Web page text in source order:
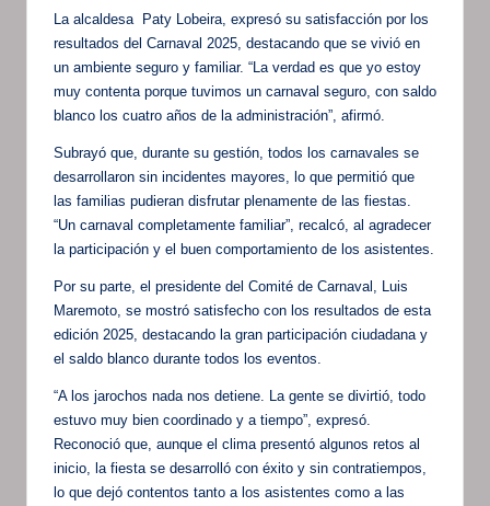
La alcaldesa Paty Lobeira, expresó su satisfacción por los
resultados del Carnaval 2025, destacando que se vivió en
un ambiente seguro y familiar. “La verdad es que yo estoy
muy contenta porque tuvimos un carnaval seguro, con saldo
blanco los cuatro años de la administración”, afirmó.
Subrayó que, durante su gestión, todos los carnavales se
desarrollaron sin incidentes mayores, lo que permitió que
las familias pudieran disfrutar plenamente de las fiestas.
“Un carnaval completamente familiar”, recalcó, al agradecer
la participación y el buen comportamiento de los asistentes.
Por su parte, el presidente del Comité de Carnaval, Luis
Maremoto, se mostró satisfecho con los resultados de esta
edición 2025, destacando la gran participación ciudadana y
el saldo blanco durante todos los eventos.
“A los jarochos nada nos detiene. La gente se divirtió, todo
estuvo muy bien coordinado y a tiempo”, expresó.
Reconoció que, aunque el clima presentó algunos retos al
inicio, la fiesta se desarrolló con éxito y sin contratiempos,
lo que dejó contentos tanto a los asistentes como a las